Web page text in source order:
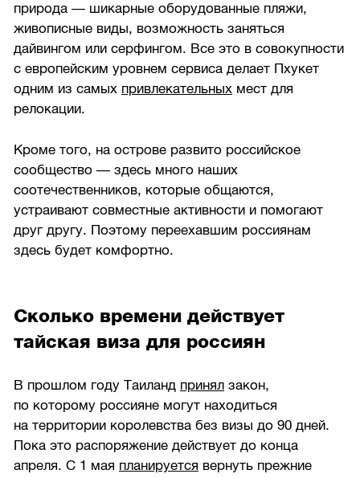
природа — шикарные оборудованные пляжи,
живописные виды, возможность заняться
дайвингом или серфингом. Все это в совокупности
с европейским уровнем сервиса делает Пхукет
одним из самых привлекательных мест для
релокации.
Кроме того, на острове развито российское
сообщество — здесь много наших
соотечественников, которые общаются,
устраивают совместные активности и помогают
друг другу. Поэтому переехавшим россиянам
здесь будет комфортно.
Сколько времени действует
тайская виза для россиян
В прошлом году Таиланд принял закон,
по которому россияне могут находиться
на территории королевства без визы до 90 дней.
Пока это распоряжение действует до конца
апреля. С 1 мая планируется вернуть прежние